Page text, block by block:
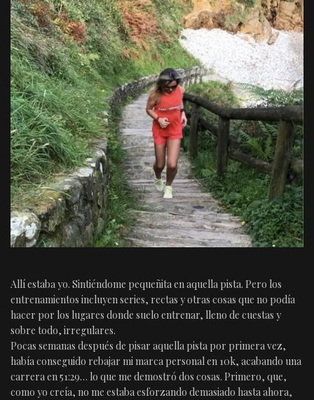
Allí estaba yo. Sintiéndome pequeñita en aquella pista. Pero los
entrenamientos incluyen series, rectas y otras cosas que no podía
hacer por los lugares donde suelo entrenar, lleno de cuestas y
sobre todo, irregulares.
Pocas semanas después de pisar aquella pista por primera vez,
había conseguido rebajar mi marca personal en 10k, acabando una
carrera en 51:29… lo que me demostró dos cosas. Primero, que,
como yo creía, no me estaba esforzando demasiado hasta ahora,